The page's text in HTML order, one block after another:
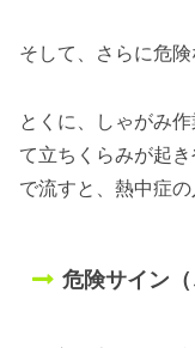
そして、さらに危険
とくに、しゃがみ
て立ちくらみが起
で流すと、熱中症の
危険サイン（